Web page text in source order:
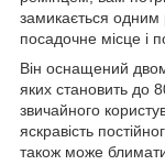
замикається одним
посадочне місце і
Він оснащений
яких становить до
звичайного
яскравість
також може блимати